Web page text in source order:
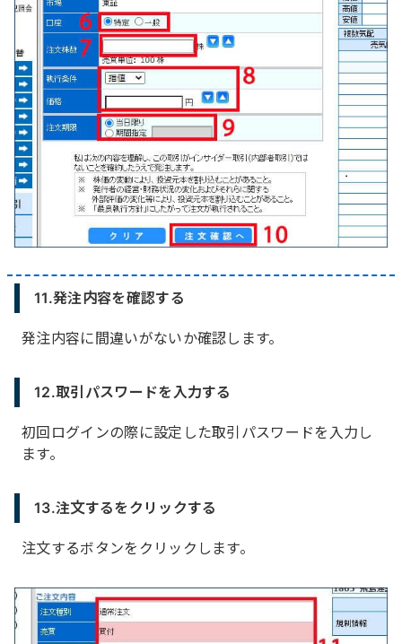
11.発注内容を確認する
発注内容に間違いがないか確認します。
12.取引パスワードを入力する
初回ログインの際に設定した取引パスワードを入力し
ます。
13.注文するをクリックする
注文するボタンをクリックします。